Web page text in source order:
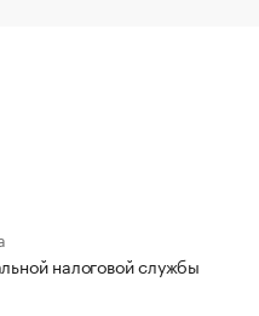
налоговой службы